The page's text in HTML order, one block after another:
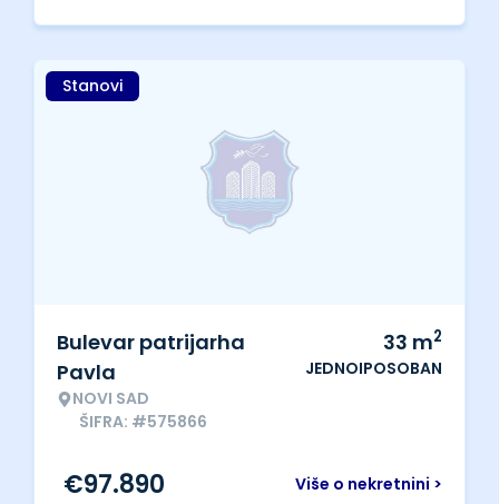
Stanovi
Bulevar patrijarha
Pavla
NOVI SAD
ŠIFRA: #575866
33 m2
JEDNOIPOSOBAN
Više o nekretnini >
€97.890